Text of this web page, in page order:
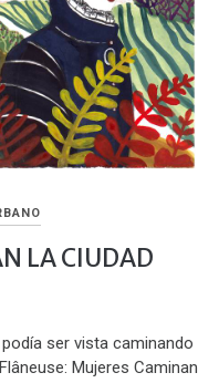
LA CIUDAD
ser vista caminando
Mujeres Caminan